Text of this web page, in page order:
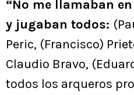
“No me llamaban
y jugaban todos:
Peric, (Francisco)
Claudio Bravo,
todos los arqueros